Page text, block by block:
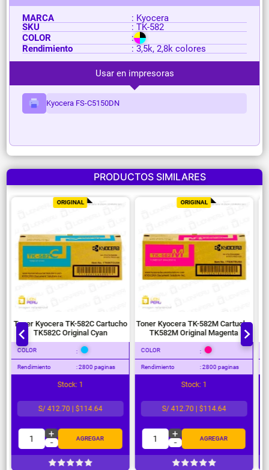
MARCA
: Kyocera
SKU
: TK-582
COLOR
:
Rendimiento
: 3,5k, 2,8k colores
Usar en impresoras
Kyocera FS-C5150DN
PRODUCTOS SIMILARES
ORIGINAL
Toner Kyocera TK-582C Cartucho
TK582C Original Cyan
COLOR :
Rendimiento : 2800 paginas
Stock: 1
S/ 412.70 | $114.64
1 +
- AGREGAR
ORIGINAL
Toner Kyocera TK-582M Cartucho
TK582M Original Magenta
COLOR
Rendimiento : 2800 paginas
Stock: 1
S/ 412.70 | $114.64
1 +
- AGREGAR